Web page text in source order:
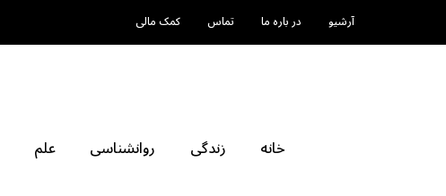
آرشیو در باره ما تماس کمک مالی
خانه زندگی روانشناسی علم